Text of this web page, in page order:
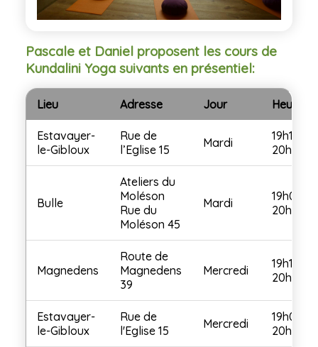
Pascale et Daniel proposent les cours de
Kundalini Yoga suivants en présentiel:
Lieu Adresse Jour Heure
Estavayer-
le-Gibloux
Rue de
l’Eglise 15
Mardi
19h15-
20h45
Bulle
Ateliers du
Moléson
Rue du
Moléson 45
Mardi
19h00-
20h30
Magnedens
Route de
Magnedens
39
Mercredi
19h15-
20h45
Estavayer-
le-Gibloux
Rue de
l'Eglise 15
Mercredi
19h00-
20h30